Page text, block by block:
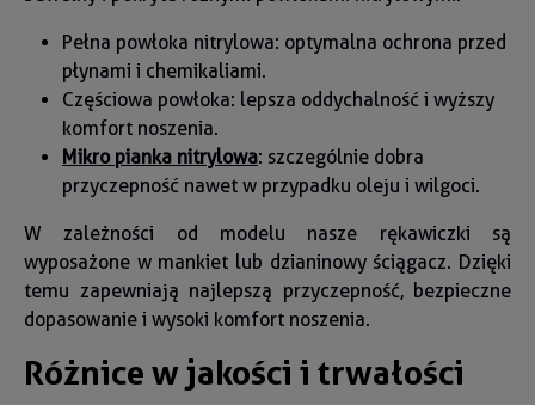
Pełna powłoka nitrylowa: optymalna ochrona przed
płynami i chemikaliami.
Częściowa powłoka: lepsza oddychalność i wyższy
komfort noszenia.
Mikro pianka nitrylowa: szczególnie dobra
przyczepność nawet w przypadku oleju i wilgoci.
W zależności od modelu nasze rękawiczki są
wyposażone w mankiet lub dzianinowy ściągacz. Dzięki
temu zapewniają najlepszą przyczepność, bezpieczne
dopasowanie i wysoki komfort noszenia.
Różnice w jakości i trwałości